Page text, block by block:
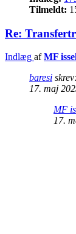
Tilmeldt:
Re:
Indlæg afMF
baresi skrev:
17. maj
MF
17.